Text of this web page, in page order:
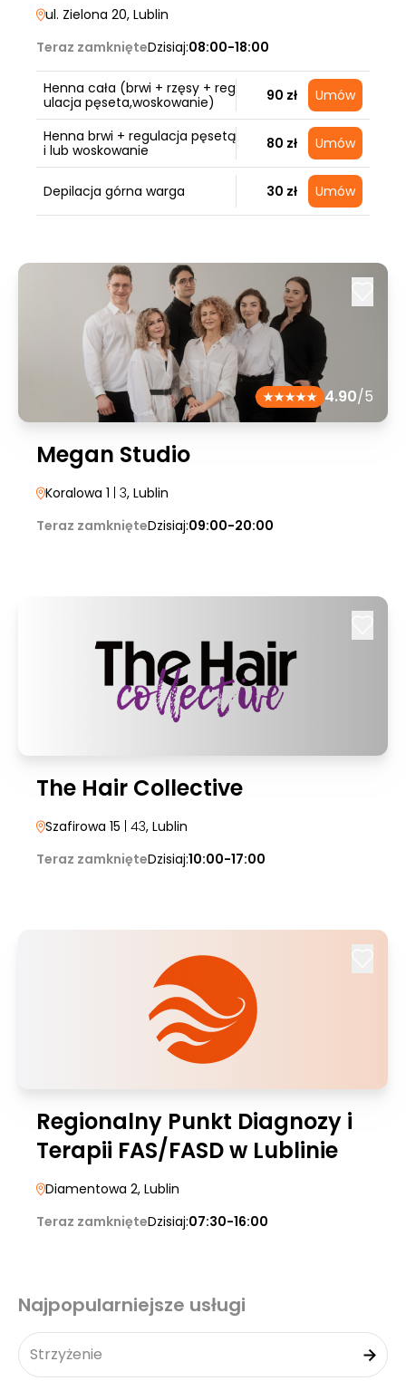
ul. Zielona 20, Lublin
Teraz zamknięteDzisiaj:08:00-18:00
Henna cała (brwi + rzęsy + reg
ulacja pęseta,woskowanie)
90 zł Umów
Henna brwi + regulacja pęsetą
i lub woskowanie
80 zł Umów
Depilacja górna warga 30 zł Umów
4.90/5
Megan Studio
Koralowa 1 | 3, Lublin
Teraz zamknięteDzisiaj:09:00-20:00
The Hair Collective
Szafirowa 15 | 43, Lublin
Teraz zamknięteDzisiaj:10:00-17:00
Regionalny Punkt Diagnozy i
Terapii FAS/FASD w Lublinie
Diamentowa 2, Lublin
Teraz zamknięteDzisiaj:07:30-16:00
Najpopularniejsze usługi
Strzyżenie